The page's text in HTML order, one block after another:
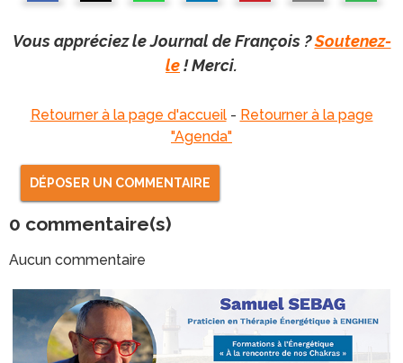
Vous appréciez le Journal de François ?Soutenez-
le! Merci.
Retourner à la page d'accueil- Retourner à la page
"Agenda"
DÉPOSER UN COMMENTAIRE
0 commentaire(s)
Aucun commentaire